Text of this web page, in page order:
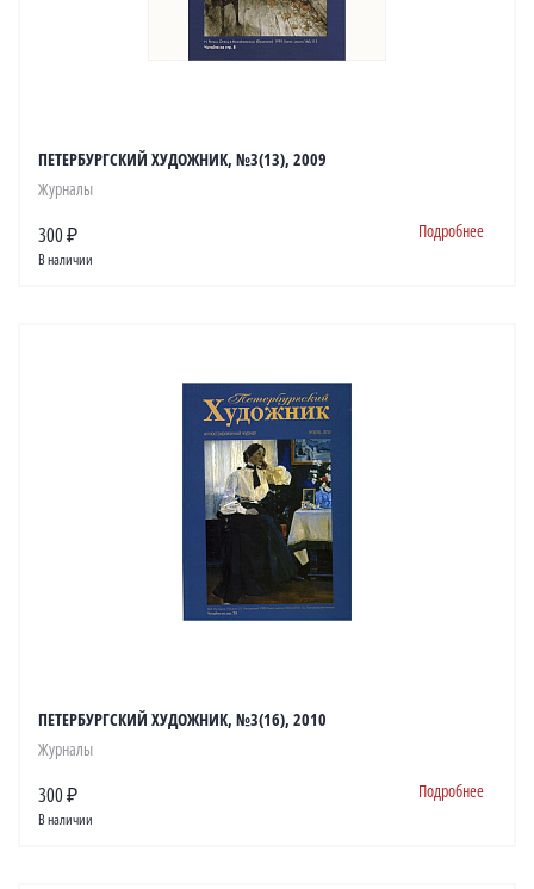
ПЕТЕРБУРГСКИЙ ХУДОЖНИК, №3(13), 2009
Журналы
300 ₽ Подробнее
В наличии
ПЕТЕРБУРГСКИЙ ХУДОЖНИК, №3(16), 2010
Журналы
300 ₽ Подробнее
В наличии